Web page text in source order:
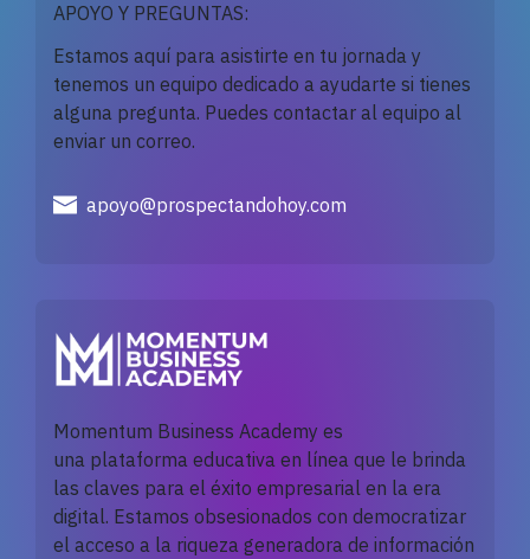
APOYO Y PREGUNTAS:
Estamos aquí para asistirte en tu jornada y
tenemos un equipo dedicado a ayudarte si tienes
alguna pregunta. Puedes contactar al equipo al
enviar un correo.
apoyo@prospectandohoy.com
Momentum Business Academy es
una plataforma educativa en línea que le brinda
las claves para el éxito empresarial en la era
digital. Estamos obsesionados con democratizar
el acceso a la riqueza generadora de información